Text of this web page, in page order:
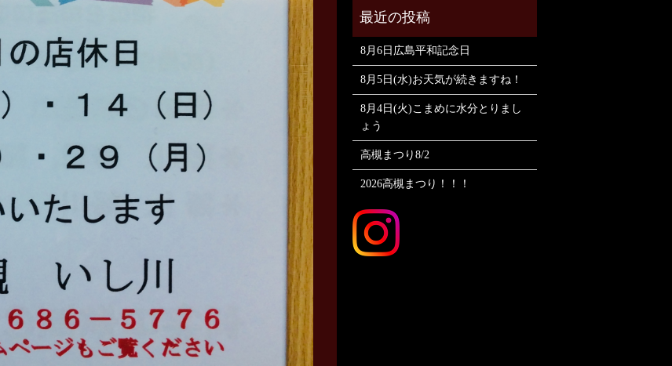
8月6日広島平和記念日
8月5日(水)お天気が続きますね！
8月4日(火)こまめに水分とりまし
ょう
高槻まつり8/2
2026高槻まつり！！！